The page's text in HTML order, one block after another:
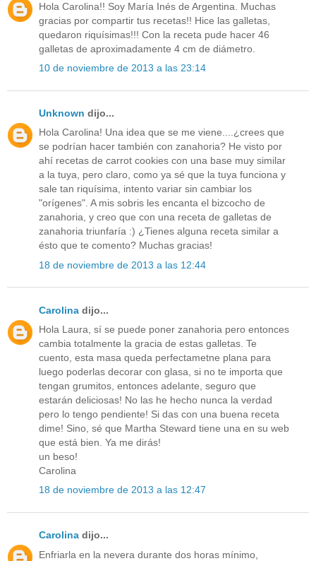
Hola Carolina!! Soy María Inés de Argentina. Muchas
gracias por compartir tus recetas!! Hice las galletas,
quedaron riquísimas!!! Con la receta pude hacer 46
galletas de aproximadamente 4 cm de diámetro.
10 de noviembre de 2013 a las 23:14
Unknown dijo...
Hola Carolina! Una idea que se me viene....¿crees que
se podrían hacer también con zanahoria? He visto por
ahí recetas de carrot cookies con una base muy similar
a la tuya, pero claro, como ya sé que la tuya funciona y
sale tan riquísima, intento variar sin cambiar los
"orígenes". A mis sobris les encanta el bizcocho de
zanahoria, y creo que con una receta de galletas de
zanahoria triunfaría :) ¿Tienes alguna receta similar a
ésto que te comento? Muchas gracias!
18 de noviembre de 2013 a las 12:44
Carolina dijo...
Hola Laura, sí se puede poner zanahoria pero entonces
cambia totalmente la gracia de estas galletas. Te
cuento, esta masa queda perfectametne plana para
luego poderlas decorar con glasa, si no te importa que
tengan grumitos, entonces adelante, seguro que
estarán deliciosas! No las he hecho nunca la verdad
pero lo tengo pendiente! Si das con una buena receta
dime! Sino, sé que Martha Steward tiene una en su web
que está bien. Ya me dirás!
un beso!
Carolina
18 de noviembre de 2013 a las 12:47
Carolina dijo...
Enfriarla en la nevera durante dos horas mínimo,